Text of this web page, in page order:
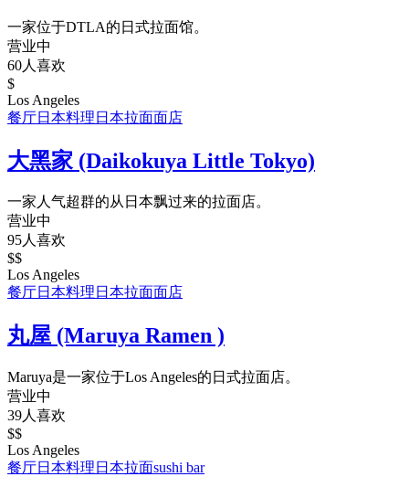
一家位于DTLA的日式拉面馆。
营业中
60人喜欢
$
Los Angeles
餐厅日本料理 日本拉面面店
大黑家 (Daikokuya Little Tokyo)
一家人气超群的从日本飘过来的拉面店。
营业中
95人喜欢
$$
Los Angeles
餐厅日本料理 日本拉面面店
丸屋 (Maruya Ramen )
Maruya是一家位于Los Angeles的日式拉面店。
营业中
39人喜欢
$$
Los Angeles
餐厅日本料理 日本拉面sushi bar